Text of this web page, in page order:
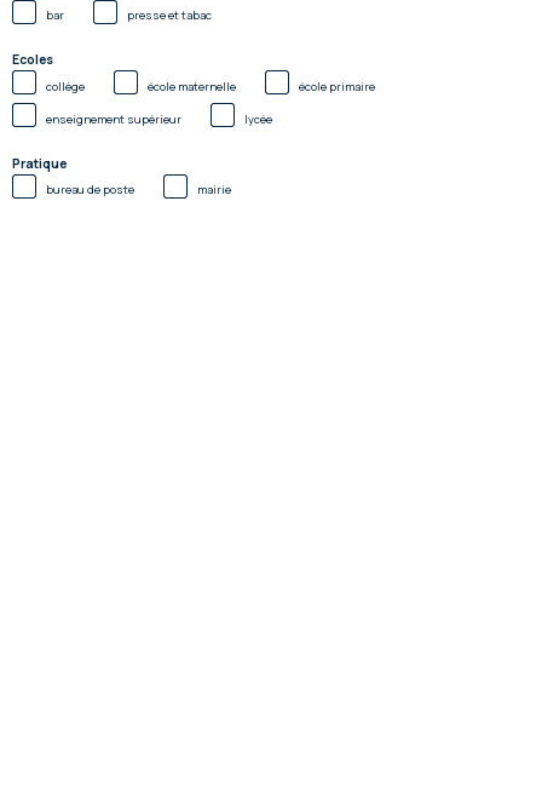
bar presse et tabac
Ecoles
collège école maternelle école primaire
enseignement supérieur lycée
Pratique
bureau de poste mairie